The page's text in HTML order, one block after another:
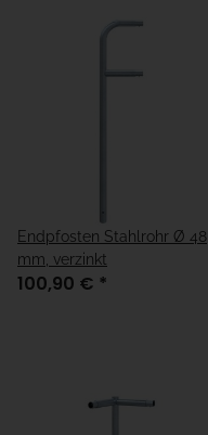
Endpfosten Stahlrohr Ø 48
mm, verzinkt
100,90 € *